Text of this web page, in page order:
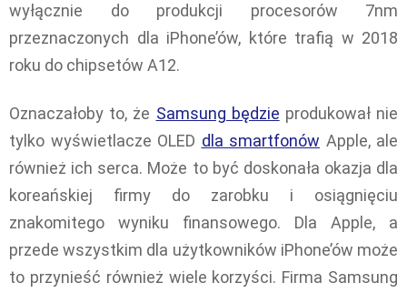
wyłącznie do produkcji procesorów 7nm
przeznaczonych dla iPhone’ów, które trafią w 2018
roku do chipsetów A12.
Oznaczałoby to, że Samsung będzie produkował nie
tylko wyświetlacze OLED dla smartfonów Apple, ale
również ich serca. Może to być doskonała okazja dla
koreańskiej firmy do zarobku i osiągnięciu
znakomitego wyniku finansowego. Dla Apple, a
przede wszystkim dla użytkowników iPhone’ów może
to przynieść również wiele korzyści. Firma Samsung